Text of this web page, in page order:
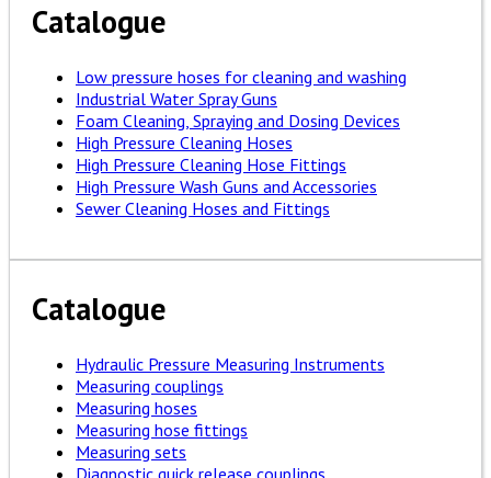
Catalogue
Low pressure hoses for cleaning and washing
Industrial Water Spray Guns
Foam Cleaning, Spraying and Dosing Devices
High Pressure Cleaning Hoses
High Pressure Cleaning Hose Fittings
High Pressure Wash Guns and Accessories
Sewer Cleaning Hoses and Fittings
Catalogue
Hydraulic Pressure Measuring Instruments
Measuring couplings
Measuring hoses
Measuring hose fittings
Measuring sets